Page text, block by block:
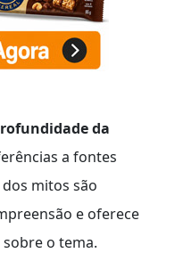
da
a fontes
mitos são
e oferece
o tema.